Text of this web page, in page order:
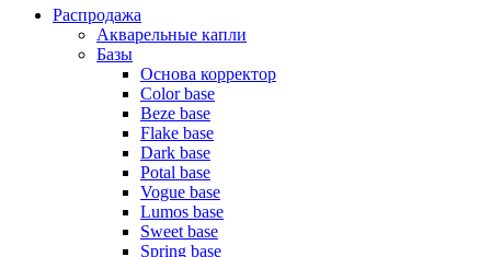
Распродажа
Акварельные капли
Базы
Основа корректор
Color base
Beze base
Flake base
Dark base
Potal base
Vogue base
Lumos base
Sweet base
Spring base